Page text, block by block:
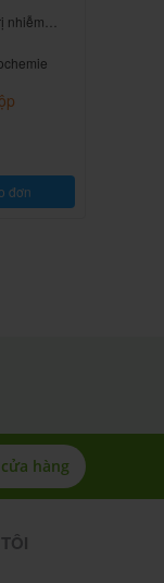
nhiễm
đơn
hàng